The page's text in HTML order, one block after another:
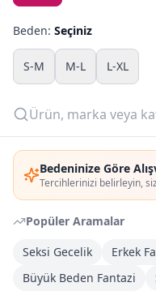
Bedeninize Göre
Tercihlerinizi belirleyin,
Popüler Aramalar
Seksi Gecelik
Erkek
Büyük Beden Fantazi
Kampanyalar
Yeni Gelenler
OUTLET
Giriş Yap
Üye Ol
Beden: Seçiniz
S-M M-L L-XL
Adet:
DHL Kargoya Teslim
Bayram tatili